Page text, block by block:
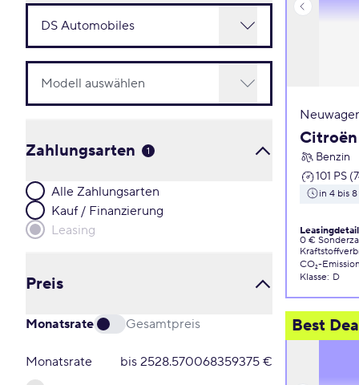
Zahlungsarten 1
Alle Zahlungsarten
Kauf / Finanzierung
Leasing
Preis
Monatsrate Gesamtpreis
Monatsrate bis 2528.570068359375 €
Benzin
101 PS
in 4 bis
0 €
CO₂-
Klasse: D
Best